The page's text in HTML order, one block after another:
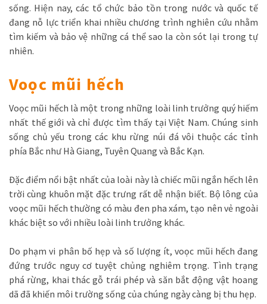
sống. Hiện nay, các tổ chức bảo tồn trong nước và quốc tế
đang nỗ lực triển khai nhiều chương trình nghiên cứu nhằm
tìm kiếm và bảo vệ những cá thể sao la còn sót lại trong tự
nhiên.
Voọc mũi hếch
Voọc mũi hếch là một trong những loài linh trưởng quý hiếm
nhất thế giới và chỉ được tìm thấy tại Việt Nam. Chúng sinh
sống chủ yếu trong các khu rừng núi đá vôi thuộc các tỉnh
phía Bắc như Hà Giang, Tuyên Quang và Bắc Kạn.
Đặc điểm nổi bật nhất của loài này là chiếc mũi ngắn hếch lên
trời cùng khuôn mặt đặc trưng rất dễ nhận biết. Bộ lông của
voọc mũi hếch thường có màu đen pha xám, tạo nên vẻ ngoài
khác biệt so với nhiều loài linh trưởng khác.
Do phạm vi phân bố hẹp và số lượng ít, voọc mũi hếch đang
đứng trước nguy cơ tuyệt chủng nghiêm trọng. Tình trạng
phá rừng, khai thác gỗ trái phép và săn bắt động vật hoang
dã đã khiến môi trường sống của chúng ngày càng bị thu hẹp.